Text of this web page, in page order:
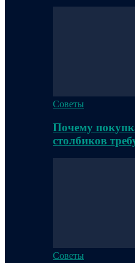
Советы
Почему
столбиков
Советы